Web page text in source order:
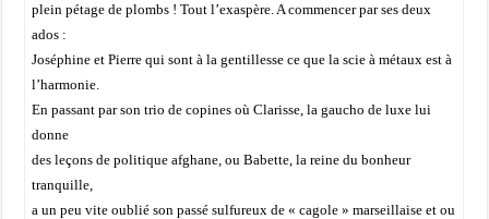
plein pétage de plombs ! Tout l’exaspère. A commencer par ses deux
ados :
Joséphine et Pierre qui sont à la gentillesse ce que la scie à métaux est à
l’harmonie.
En passant par son trio de copines où Clarisse, la gaucho de luxe lui
donne
des leçons de politique afghane, ou Babette, la reine du bonheur
tranquille,
a un peu vite oublié son passé sulfureux de « cagole » marseillaise et ou